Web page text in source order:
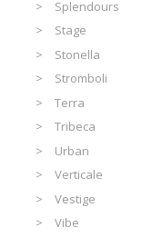
Splendours
Stage
Stonella
Stromboli
Terra
Tribeca
Urban
Verticale
Vestige
Vibe